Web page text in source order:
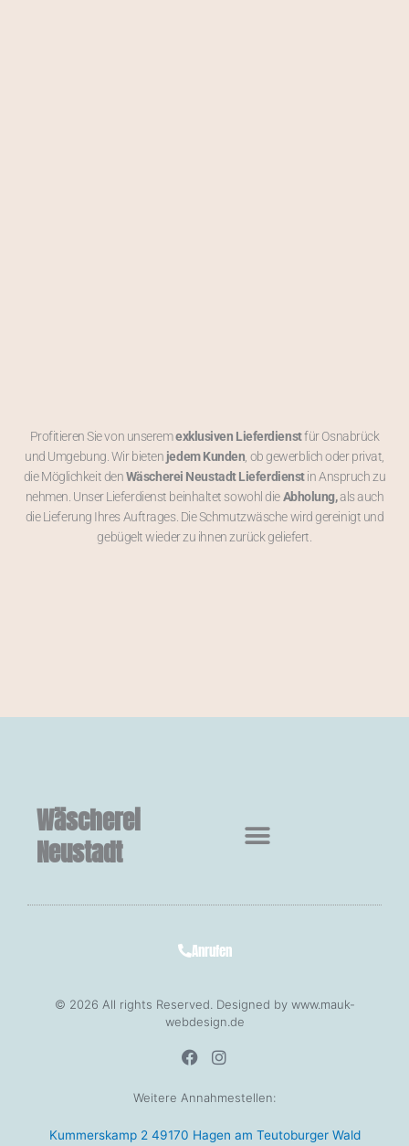
Profitieren Sie von unseremexklusiven Lieferdienstfür Osnabrück
und Umgebung. Wir bieten jedem Kunden , ob gewerblich oder privat,
die Möglichkeit denWäscherei Neustadt Lieferdienstin Anspruch zu
nehmen. Unser Lieferdienst beinhaltet sowohl dieAbholung,als auch
die Lieferung Ihres Auftrages. Die Schmutzwäsche wird gereinigt und
gebügelt wieder zu ihnen zurück geliefert.
Wäscherei
Neustadt
Anrufen
© 2026 All rights Reserved. Designed by www.mauk-
webdesign.de
F
a
e
o
I
t
g
Weitere Annahmestellen:
Kummerskamp 2 49170 Hagen am Teutoburger Wald